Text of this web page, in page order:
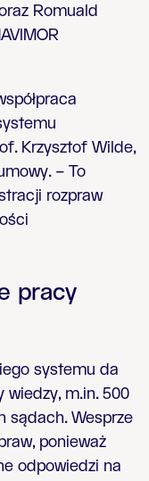
Romuald
Krzysztof Wilde,
– To
rozpraw
pracy
systemu da
m.in. 500
sądach. Wesprze
ponieważ
odpowiedzi na